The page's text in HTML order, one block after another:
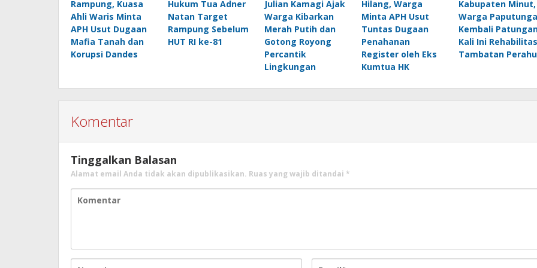
Rampung, Kuasa
Ahli Waris Minta
APH Usut Dugaan
Mafia Tanah dan
Korupsi Dandes
Hukum Tua Adner
Natan Target
Rampung Sebelum
HUT RI ke-81
Julian Kamagi Ajak
Warga Kibarkan
Merah Putih dan
Gotong Royong
Percantik
Lingkungan
Hilang, Warga
Minta APH Usut
Tuntas Dugaan
Penahanan
Register oleh Eks
Kumtua HK
Kabupaten Minut,
Warga
Kembali
Kali Ini
Tambatan Perahu
Komentar
Tinggalkan Balasan
Alamat email Anda tidak akan dipublikasikan. Ruas yang wajib ditandai *